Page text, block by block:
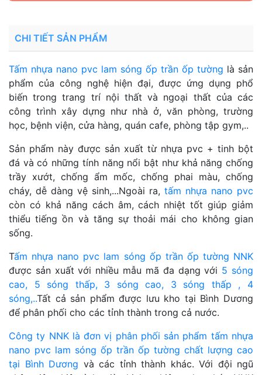
CHI TIẾT SẢN PHẨM
Tấm nhựa nano pvc lam sóng ốp trần ốp tường là sản
phẩm của công nghệ hiện đại, được ứng dụng phổ
biến trong trang trí nội thất và ngoại thất của các
công trình xây dựng như nhà ở, văn phòng, trường
học, bệnh viện, cửa hàng, quán cafe, phòng tập gym,..
Sản phẩm này được sản xuất từ nhựa pvc + tinh bột
đá và có những tính năng nổi bật như khả năng chống
trầy xướt, chống ẩm mốc, chống phai màu, chống
cháy, dễ dàng vệ sinh,...Ngoài ra, tấm nhựa nano pvc
còn có khả năng cách âm, cách nhiệt tốt giúp giảm
thiểu tiếng ồn và tăng sự thoải mái cho không gian
sống.
Tấm nhựa nano pvc lam sóng ốp trần ốp tường NNK
được sản xuất với nhiều mẫu mã đa dạng với 5 sóng
cao, 5 sóng thấp, 3 sóng cao, 3 sóng thấp , 4
sóng,..Tất cả sản phẩm được lưu kho tại Bình Dương
để phân phối cho các tỉnh thành trong cả nước.
Công ty NNK là đơn vị phân phối sản phẩm tấm nhựa
nano pvc lam sóng ốp trần ốp tường chất lượng cao
tại Bình Dương và các tỉnh thành khác. Với đội ngũ